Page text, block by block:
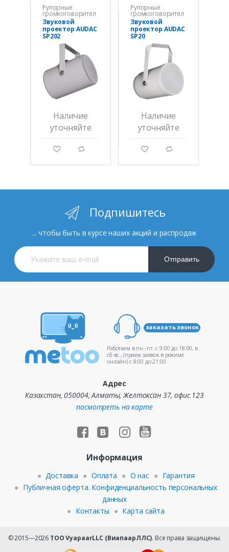
Рупорные
громкоговорител
и
Звуковой
проектор AUDAC
SP202
Наличие
уточняйте
g d
Рупорные
громкоговорител
и
Звуковой
проектор AUDAC
SP20
Наличие
уточняйте
g d
Подпишитесь
... чтобы быть в курсе наших акций и распродаж
Отправить
заказать звонок
Работаем в пн.-пт. c 9:00 до 18:00, в
сб-вс., (прием заявок в режиме
онлайн) c 8:00 до 21:00
Адрес
Казахстан, 050004, Алматы, Желтоксан 37, офис 123
посмотреть на карте
Информация
Доставка Оплата О нас
Гарантия
Публичная оферта. Конфиденциальность персональных
данных
Контакты
Карта сайта
© 2015—2026 ТОО VyapaarLLC (ВиапаарЛЛС). Все права защищены.